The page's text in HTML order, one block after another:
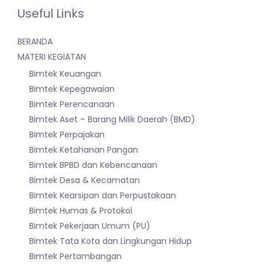
Useful Links
BERANDA
MATERI KEGIATAN
Bimtek Keuangan
Bimtek Kepegawaian
Bimtek Perencanaan
Bimtek Aset – Barang Milik Daerah (BMD)
Bimtek Perpajakan
Bimtek Ketahanan Pangan
Bimtek BPBD dan Kebencanaan
Bimtek Desa & Kecamatan
Bimtek Kearsipan dan Perpustakaan
Bimtek Humas & Protokol
Bimtek Pekerjaan Umum (PU)
Bimtek Tata Kota dan Lingkungan Hidup
Bimtek Pertambangan